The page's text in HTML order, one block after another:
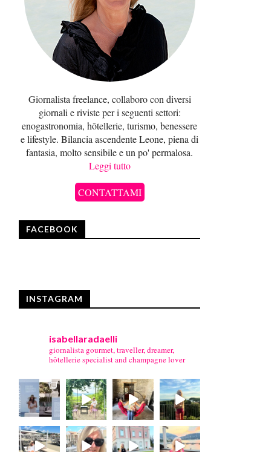
Giornalista freelance, collaboro con diversi
giornali e riviste per i seguenti settori:
enogastronomia, hôtellerie, turismo, benessere
e lifestyle. Bilancia ascendente Leone, piena di
fantasia, molto sensibile e un po' permalosa.
Leggi tutto
CONTATTAMI
FACEBOOK
INSTAGRAM
isabellaradaelli
giornalista gourmet, traveller, dreamer,
hôtellerie specialist and champagne lover